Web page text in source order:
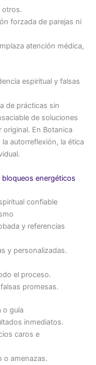
otros.
forzada de parejas ni
atención médica,
espiritual y falsas
de prácticas sin
de soluciones
original. En Botanica
autorreflexión, la ética
energéticos
confiable
y referencias
y personalizadas.
el proceso.
promesas.
o guía
inmediatos.
caros e
o amenazas.